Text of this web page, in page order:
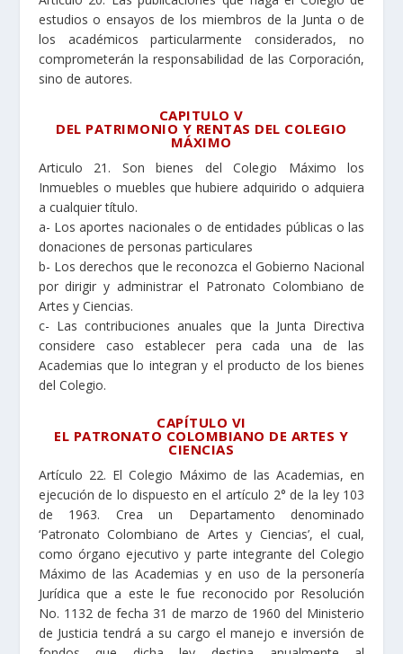
estudios o ensayos de los miembros de la Junta o de
los académicos particularmente considerados, no
comprometerán la responsabilidad de las Corporación,
sino de autores.
CAPITULO V
DEL PATRIMONIO Y RENTAS DEL COLEGIO
MÁXIMO
Articulo 21. Son bienes del Colegio Máximo los
Inmuebles o muebles que hubiere adquirido o adquiera
a cualquier título.
a- Los aportes nacionales o de entidades públicas o las
donaciones de personas particulares
b- Los derechos que le reconozca el Gobierno Nacional
por dirigir y administrar el Patronato Colombiano de
Artes y Ciencias.
c- Las contribuciones anuales que la Junta Directiva
considere caso establecer pera cada una de las
Academias que lo integran y el producto de los bienes
del Colegio.
CAPÍTULO VI
EL PATRONATO COLOMBIANO DE ARTES Y
CIENCIAS
Artículo 22. El Colegio Máximo de las Academias, en
ejecución de lo dispuesto en el artículo 2° de la ley 103
de 1963. Crea un Departamento denominado
‘Patronato Colombiano de Artes y Ciencias’, el cual,
como órgano ejecutivo y parte integrante del Colegio
Máximo de las Academias y en uso de la personería
Jurídica que a este le fue reconocido por Resolución
No. 1132 de fecha 31 de marzo de 1960 del Ministerio
de Justicia tendrá a su cargo el manejo e inversión de